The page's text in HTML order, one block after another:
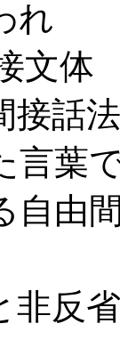
れ
文体
話
葉
由
反